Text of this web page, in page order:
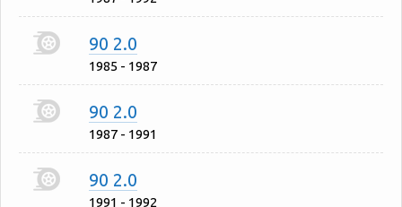
90 2.0
1985 - 1987
90 2.0
1987 - 1991
90 2.0
1991 - 1992